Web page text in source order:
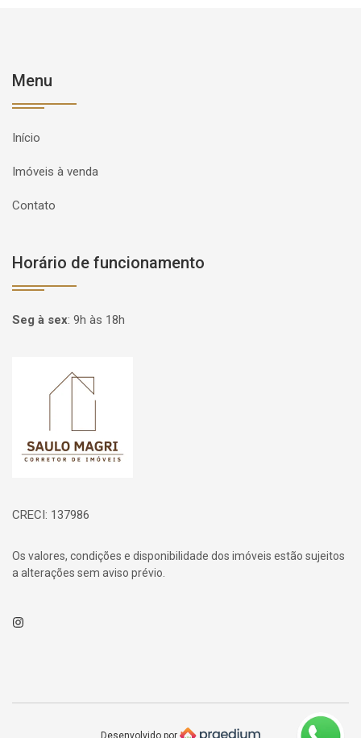
Menu
Início
Imóveis à venda
Contato
Horário de funcionamento
Seg à sex: 9h às 18h
Página inicial
CRECI: 137986
Os valores, condições e disponibilidade dos imóveis estão sujeitos
a alterações sem aviso prévio.
Instagram
Desenvolvido por